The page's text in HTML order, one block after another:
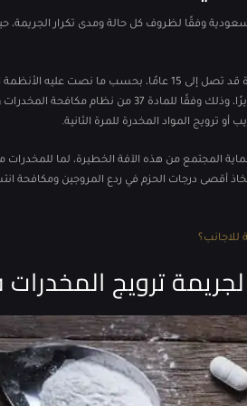
وفقًا لظروف كل حالة ومدى تكرار الجريمة،
ففي حالة الترويج لأول مرة، يُعاقب الجاني بالسجن لفترة قد تصل إلى 15
فإن العقوبة تصبح أكثر صرامة، وقد تصل إلى القتل تعزيرًا،
ترويج المواد المخدرة للمرة الثانية.
المجتمع من هذه الآفة الخطيرة، لما للمخدرات
أقصى درجات الحزم في ردع المروجين ومكافحة
ترويج